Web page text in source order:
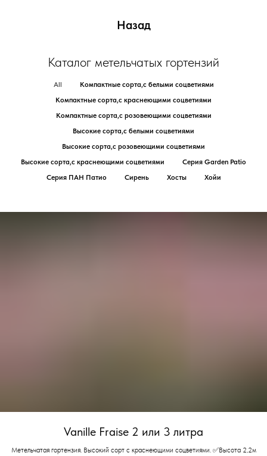
Назад
Каталог метельчатых гортензий
All
Компактные сорта,с белыми соцветиями
Компактные сорта,с краснеющими соцветиями
Компактные сорта,с розовеющими соцветиями
Высокие сорта,с белыми соцветиями
Высокие сорта,с розовеющими соцветиями
Высокие сорта,с краснеющими соцветиями
Серия Garden Patio
Серия ПАН Патио
Сирень Хосты Хойи
Vanille Fraise 2 или 3 литра
Метельчатая гортензия. Высокий сорт с краснеющими соцветиями. ✅Высота 2,2м